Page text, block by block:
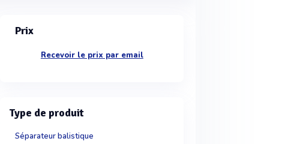
Prix
Recevoir le prix par email
Type de produit
Séparateur balistique